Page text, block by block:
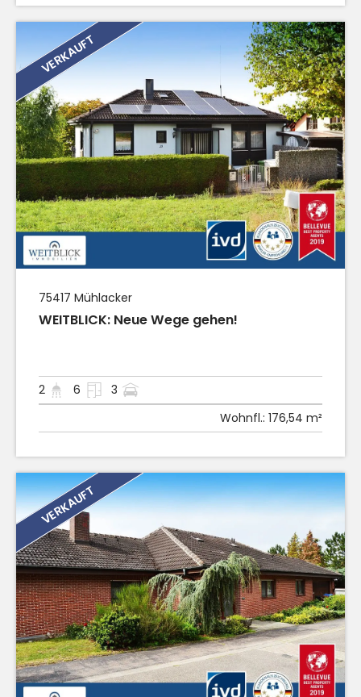
VERKAUFT
75417 Mühlacker
WEITBLICK: Neue Wege gehen!
2 6
3
Wohnfl.: 176,54 m²
VERKAUFT